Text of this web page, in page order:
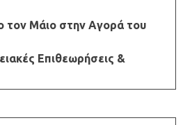
τον Μάιο στην Aγορά του
Επιθεωρήσεις &